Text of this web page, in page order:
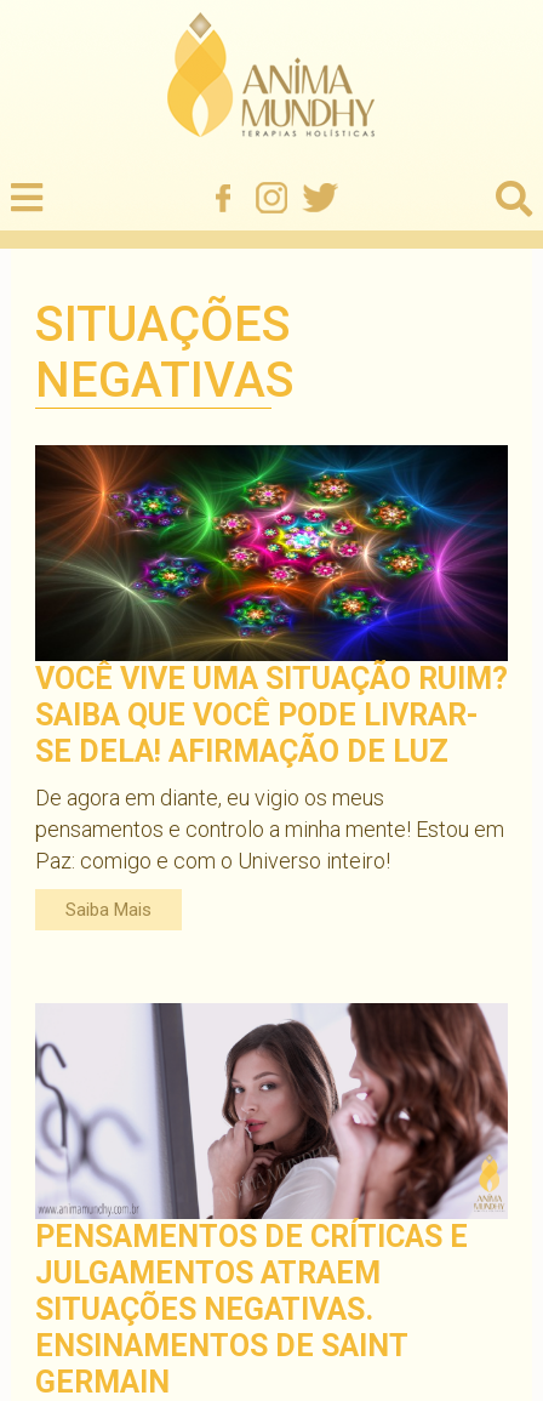
SITUAÇÕES
NEGATIVAS
VOCÊ VIVE UMA SITUAÇÃO RUIM?
SAIBA QUE VOCÊ PODE LIVRAR-
SE DELA! AFIRMAÇÃO DE LUZ
De agora em diante, eu vigio os meus
pensamentos e controlo a minha mente! Estou em
Paz: comigo e com o Universo inteiro!
Saiba Mais
PENSAMENTOS DE CRÍTICAS E
JULGAMENTOS ATRAEM
SITUAÇÕES NEGATIVAS.
ENSINAMENTOS DE SAINT
GERMAIN